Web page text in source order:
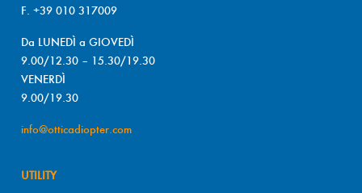
F. +39 010 317009
Da LUNEDÌ a GIOVEDÌ
9.00/12.30 – 15.30/19.30
VENERDÌ
9.00/19.30
info@otticadiopter.com
UTILITY